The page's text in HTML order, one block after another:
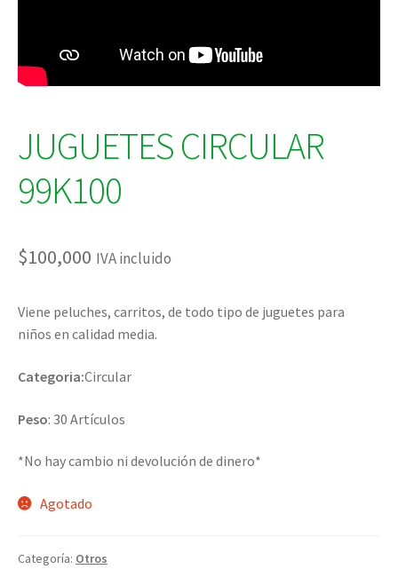
JUGUETES CIRCULAR
99K100
$100,000 IVA incluido
Viene peluches, carritos, de todo tipo de juguetes para
niños en calidad media.
Categoria:Circular
Peso: 30 Artículos
*No hay cambio ni devolución de dinero*
Agotado
Categoría: Otros